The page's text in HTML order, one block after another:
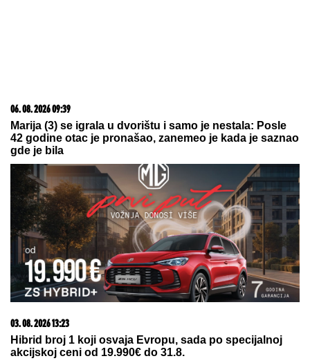
20. 07. 2026 08:04
REGISTRUJ SE UZ PROMO KOD CASINO Preuzmi
1500 BESPLATNIH SPINOVA